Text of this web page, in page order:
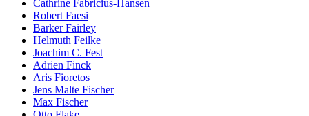
Cathrine Fabricius-Hansen
Robert Faesi
Barker Fairley
Helmuth Feilke
Joachim C. Fest
Adrien Finck
Aris Fioretos
Jens Malte Fischer
Max Fischer